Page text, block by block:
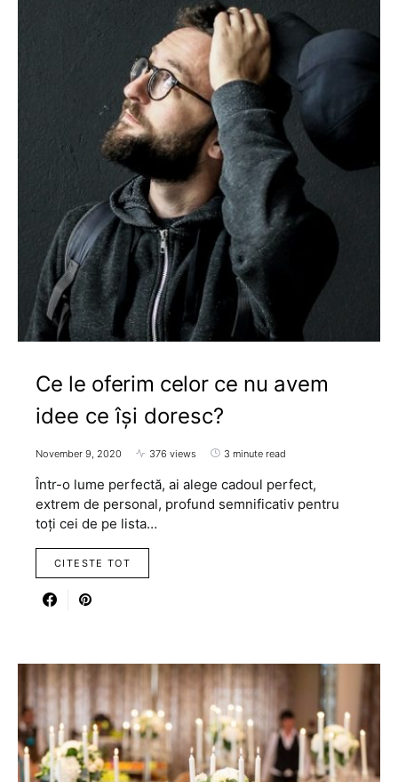
Ce le oferim celor ce nu avem
idee ce își doresc?
November 9, 2020 376 views 3 minute read
Într-o lume perfectă, ai alege cadoul perfect,
extrem de personal, profund semnificativ pentru
toți cei de pe lista…
CITESTE TOT